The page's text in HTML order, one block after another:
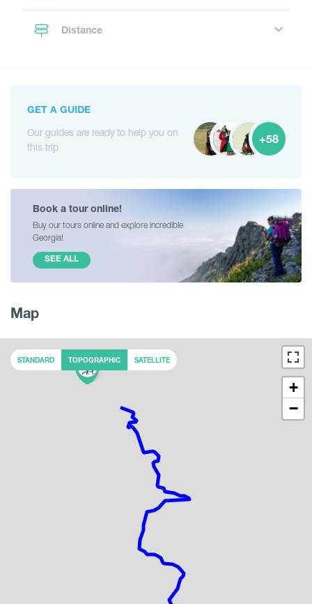
Distance
GET A GUIDE
Our guides are ready to help you on
this trip
+58
Book a tour online!
Buy our tours online and explore incredible
Georgia!
SEE ALL
Map
+
−
STANDARD TOPOGRAPHIC SATELLITE